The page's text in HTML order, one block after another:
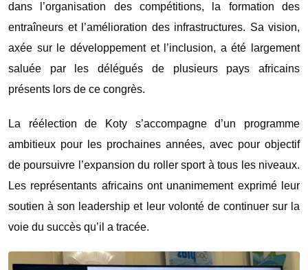
dans l’organisation des compétitions, la formation des
entraîneurs et l’amélioration des infrastructures. Sa vision,
axée sur le développement et l’inclusion, a été largement
saluée par les délégués de plusieurs pays africains
présents lors de ce congrès.
La réélection de Koty s’accompagne d’un programme
ambitieux pour les prochaines années, avec pour objectif
de poursuivre l’expansion du roller sport à tous les niveaux.
Les représentants africains ont unanimement exprimé leur
soutien à son leadership et leur volonté de continuer sur la
voie du succès qu’il a tracée.